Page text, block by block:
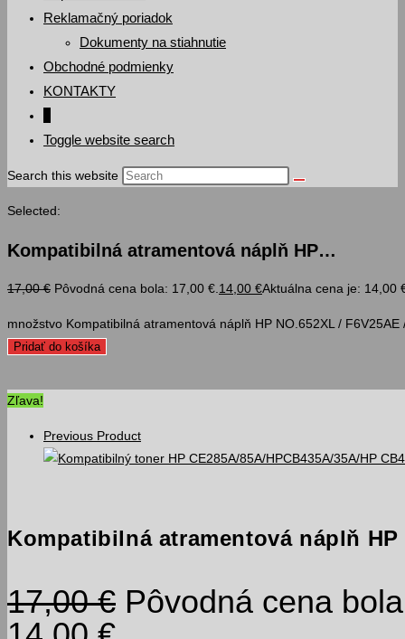
Reklamačný poriadok
Dokumenty na stiahnutie
Obchodné podmienky
KONTAKTY
Toggle website search
Search this website
Selected:
Kompatibilná atramentová náplň HP…
17,00€ Pôvodná cena bola: 17,00 €. 14,00 €Aktuálna cena je: 14,00
množstvo Kompatibilná atramentová náplň HP NO.652XL / F6V25AE
Pridať do košíka
Zľava!
Previous Product
Kompatibilná atramentová náplň HP
17,00€ Pôvodná cena